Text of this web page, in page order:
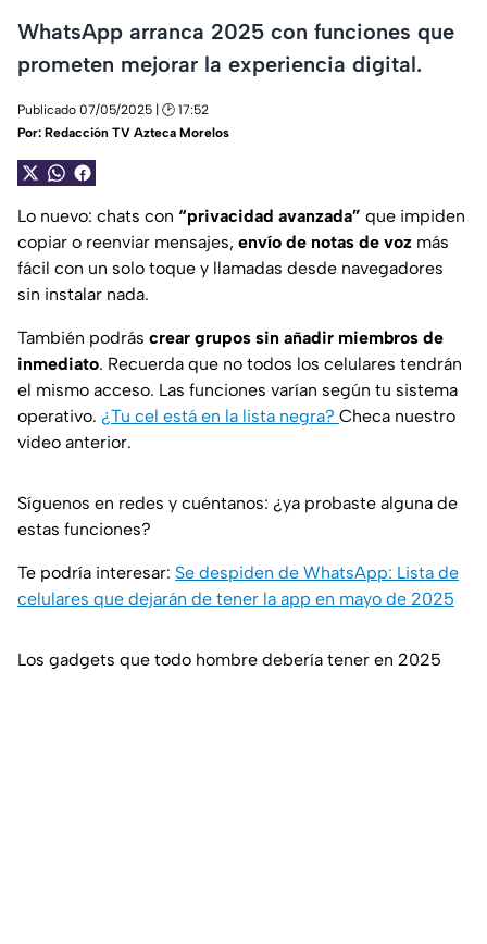
WhatsApp arranca 2025 con funciones que
prometen mejorar la experiencia digital.
Publicado 07/05/2025 | 🕑 17:52
Por: Redacción TV Azteca Morelos
Lo nuevo: chats con “privacidad avanzada” que impiden
copiar o reenviar mensajes, envío de notas de voz más
fácil con un solo toque y llamadas desde navegadores
sin instalar nada.
También podrás crear grupos sin añadir miembros de
inmediato. Recuerda que no todos los celulares tendrán
el mismo acceso. Las funciones varían según tu sistema
operativo. ¿Tu cel está en la lista negra? Checa nuestro
video anterior.
Síguenos en redes y cuéntanos: ¿ya probaste alguna de
estas funciones?
Te podría interesar: Se despiden de WhatsApp: Lista de
celulares que dejarán de tener la app en mayo de 2025
Los gadgets que todo hombre debería tener en 2025